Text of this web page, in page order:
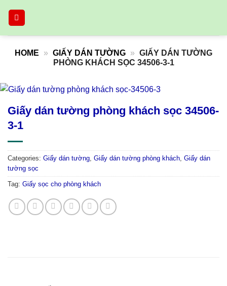
HOME » GIẤY DÁN TƯỜNG » GIẤY DÁN TƯỜNG
PHÒNG KHÁCH SỌC 34506-3-1
Giấy dán tường phòng khách sọc 34506-
3-1
Categories: Giấy dán tường, Giấy dán tường phòng khách, Giấy dán
tường sọc
Tag: Giấy sọc cho phòng khách